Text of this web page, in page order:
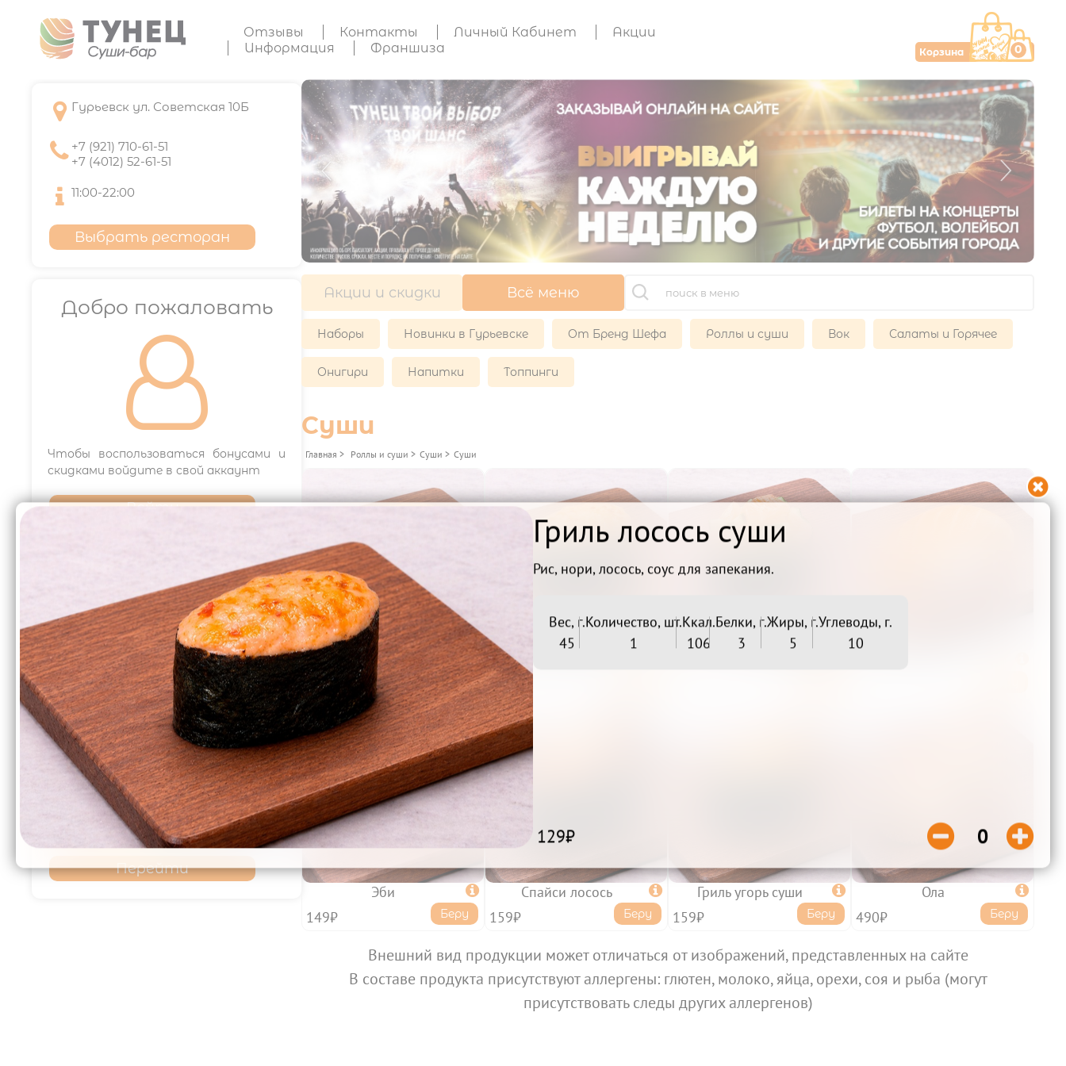
Отзывы Контакты Личный Кабинет
Акции
Информация
Франшиза 0
Корзина
 Гурьевск ул. Советская 10Б
 +7 (921) 710-61-51
+7 (4012) 52-61-51
 11:00-22:00
Выбрать ресторан
Добро пожаловать

Чтобы воспользоваться бонусами и
скидками войдите в свой аккаунт
Войти
Франшиза
Перейти
Акции и скидки Всё меню
Наборы Новинки в Гурьевске От Бренд Шефа Роллы и суши Вок Салаты и Горячее
Онигири Напитки Топпинги
Суши
Главная > Роллы и суши > Суши > Суши
Гриль лосось суши 
129₽ Беру
Гриль краб суши
129₽
Эби 
149₽ Беру
Спайси лосось 
159₽ Беру
Гриль угорь суши 
159₽ Беру
Ола 
490₽ Беру
Внешний вид продукции может отличаться от изображений, представленных на сайте
В составе продукта присутствуют аллергены: глютен, молоко, яйца, орехи, соя и рыба (могут
присутствовать следы других аллергенов)

Гриль лосось суши
Рис, нори, лосось, соус для запекания.
Вес, г.
45
Количество, шт.
1
Ккал.
106
Белки, г.
3
Жиры, г.
5
Углеводы, г.
10
129₽  0 